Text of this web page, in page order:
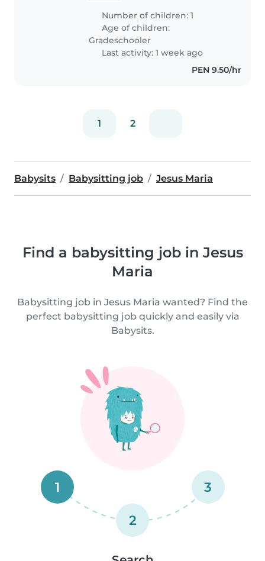
Number of children: 1
Age of children:
Gradeschooler
Last activity: 1 week ago
PEN 9.50/hr
1 2
Babysits Babysitting job Jesus Maria
Find a babysitting job in Jesus
Maria
Babysitting job in Jesus Maria wanted? Find the
perfect babysitting job quickly and easily via
Babysits.
1
2
3